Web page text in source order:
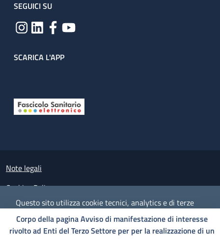
Questo sito utilizza cookie tecnici, analytics e di terze
parti.Proseguendo nella navigazione accetti l'utilizzo dei
cookie.
Corpo della pagina Avviso di manifestazione di interesse
rivolto ad Enti del Terzo Settore per per la realizzazione di un
SEGUICI SU
SCARICA L'APP
Small prints
Note legali
Cookies Policy
Policy privacy e protezione del dato personale
Albo pretorio on-line